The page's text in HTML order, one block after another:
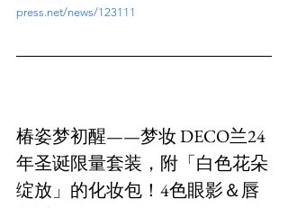
press.net/news/123111
椿姿梦初醒——梦妆 DECO兰24
年圣诞限量套装，附「白色花朵
绽放」的化妆包！4色眼影＆唇